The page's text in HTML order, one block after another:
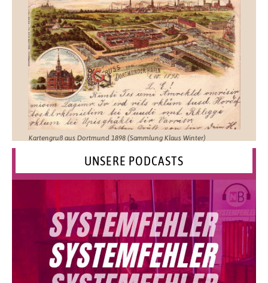
Kartengruß aus Dortmund 1898 (Sammlung Klaus Winter)
UNSERE PODCASTS